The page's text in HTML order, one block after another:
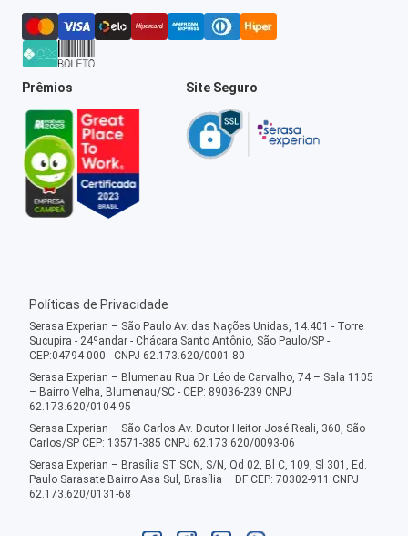
Prêmios Site Seguro
Políticas de Privacidade
Serasa Experian – São Paulo Av. das Nações Unidas, 14.401 - Torre
Sucupira - 24ºandar - Chácara Santo Antônio, São Paulo/SP -
CEP:04794-000 - CNPJ 62.173.620/0001-80
Serasa Experian – Blumenau Rua Dr. Léo de Carvalho, 74 – Sala 1105
– Bairro Velha, Blumenau/SC - CEP: 89036-239 CNPJ
62.173.620/0104-95
Serasa Experian – São Carlos Av. Doutor Heitor José Reali, 360, São
Carlos/SP CEP: 13571-385 CNPJ 62.173.620/0093-06
Serasa Experian – Brasília ST SCN, S/N, Qd 02, Bl C, 109, Sl 301, Ed.
Paulo Sarasate Bairro Asa Sul, Brasília – DF CEP: 70302-911 CNPJ
62.173.620/0131-68